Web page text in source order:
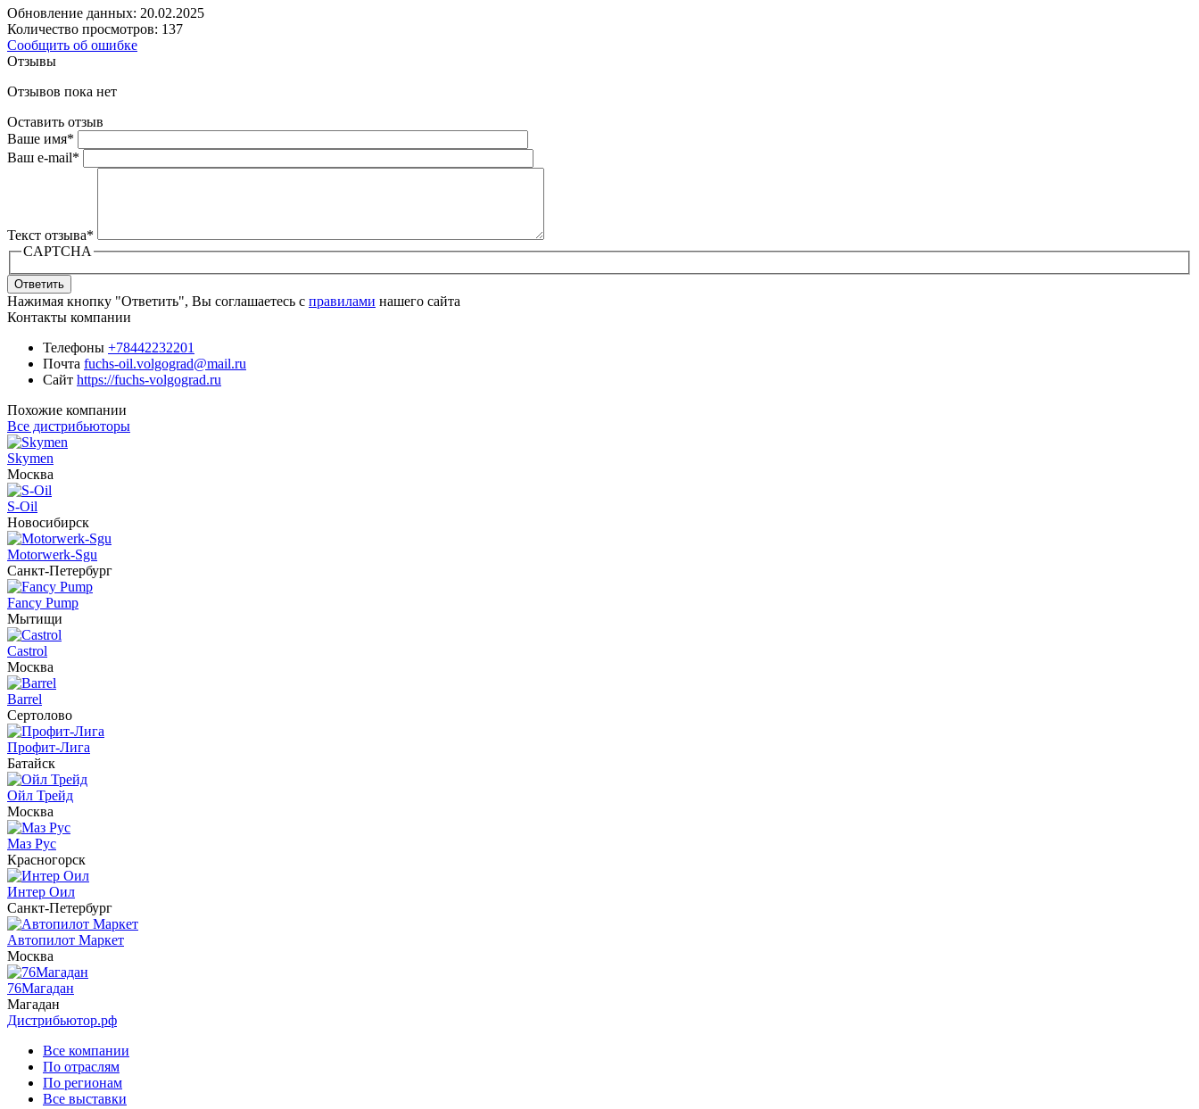
Обновление данных: 20.02.2025
Количество просмотров: 137
Сообщить об ошибке
Отзывы
Отзывов пока нет
Оставить отзыв
Ваше имя*
Ваш e-mail*
Текст отзыва*
CAPTCHA
Ответить
Нажимая кнопку "Ответить", Вы соглашаетесь с правилами нашего сайта
Контакты компании
Телефоны +78442232201
Почта fuchs-oil.volgograd@mail.ru
Сайт https://fuchs-volgograd.ru
Похожие компании
Все дистрибьюторы
Skymen
Москва
S-Oil
Новосибирск
Motorwerk-Sgu
Санкт-Петербург
Fancy Pump
Мытищи
Castrol
Москва
Barrel
Сертолово
Профит-Лига
Батайск
Ойл Трейд
Москва
Маз Рус
Красногорск
Интер Оил
Санкт-Петербург
Автопилот Маркет
Москва
76Магадан
Магадан
Дистрибьютор.рф
Все компании
По отраслям
По регионам
Все выставки